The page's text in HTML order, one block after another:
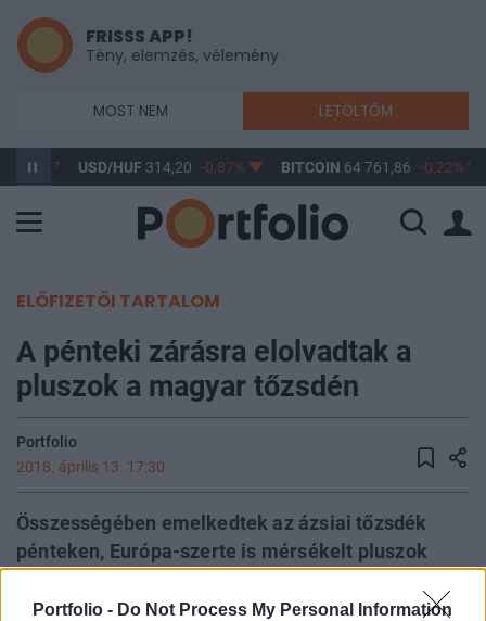
Portfolio - Do Not Process My Personal Information
FRISSS APP!
Tény, elemzés, vélemény
MOST NEM LETÖLTÖM
USD/HUF314,20 -0,87% BITCOIN64 761,86 -0,22%
ELŐFIZETŐI TARTALOM
A pénteki zárásra elolvadtak a
pluszok a magyar tőzsdén
Portfolio
2018. április 13. 17:30
Összességében emelkedtek az ázsiai tőzsdék
pénteken, Európa-szerte is mérsékelt pluszok
befektetőket óvatosságra intette a szír helyzet, a